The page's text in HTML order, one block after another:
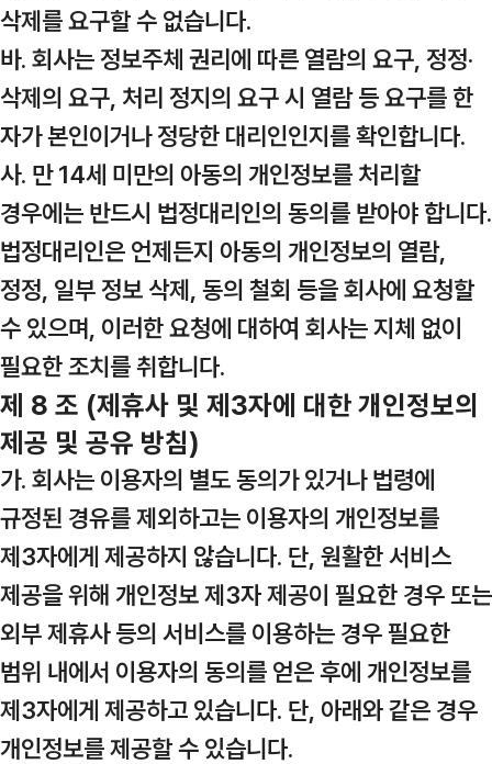
삭제를 요구할 수 없습니다.
바. 회사는 정보주체 권리에 따른 열람의 요구, 정정·
삭제의 요구, 처리 정지의 요구 시 열람 등 요구를 한
자가 본인이거나 정당한 대리인인지를 확인합니다.
사. 만 14세 미만의 아동의 개인정보를 처리할
경우에는 반드시 법정대리인의 동의를 받아야 합니다.
법정대리인은 언제든지 아동의 개인정보의 열람,
정정, 일부 정보 삭제, 동의 철회 등을 회사에 요청할
수 있으며, 이러한 요청에 대하여 회사는 지체 없이
필요한 조치를 취합니다.
제 8 조 (제휴사 및 제3자에 대한 개인정보의
제공 및 공유 방침)
가. 회사는 이용자의 별도 동의가 있거나 법령에
규정된 경유를 제외하고는 이용자의 개인정보를
제3자에게 제공하지 않습니다. 단, 원활한 서비스
제공을 위해 개인정보 제3자 제공이 필요한 경우 또는
외부 제휴사 등의 서비스를 이용하는 경우 필요한
범위 내에서 이용자의 동의를 얻은 후에 개인정보를
제3자에게 제공하고 있습니다. 단, 아래와 같은 경우
개인정보를 제공할 수 있습니다.